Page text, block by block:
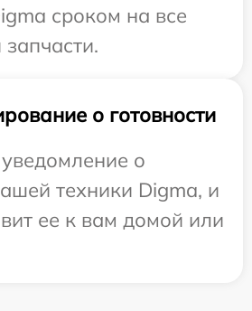
сроком на все
о готовности
о
техники Digma, и
ее к вам домой или